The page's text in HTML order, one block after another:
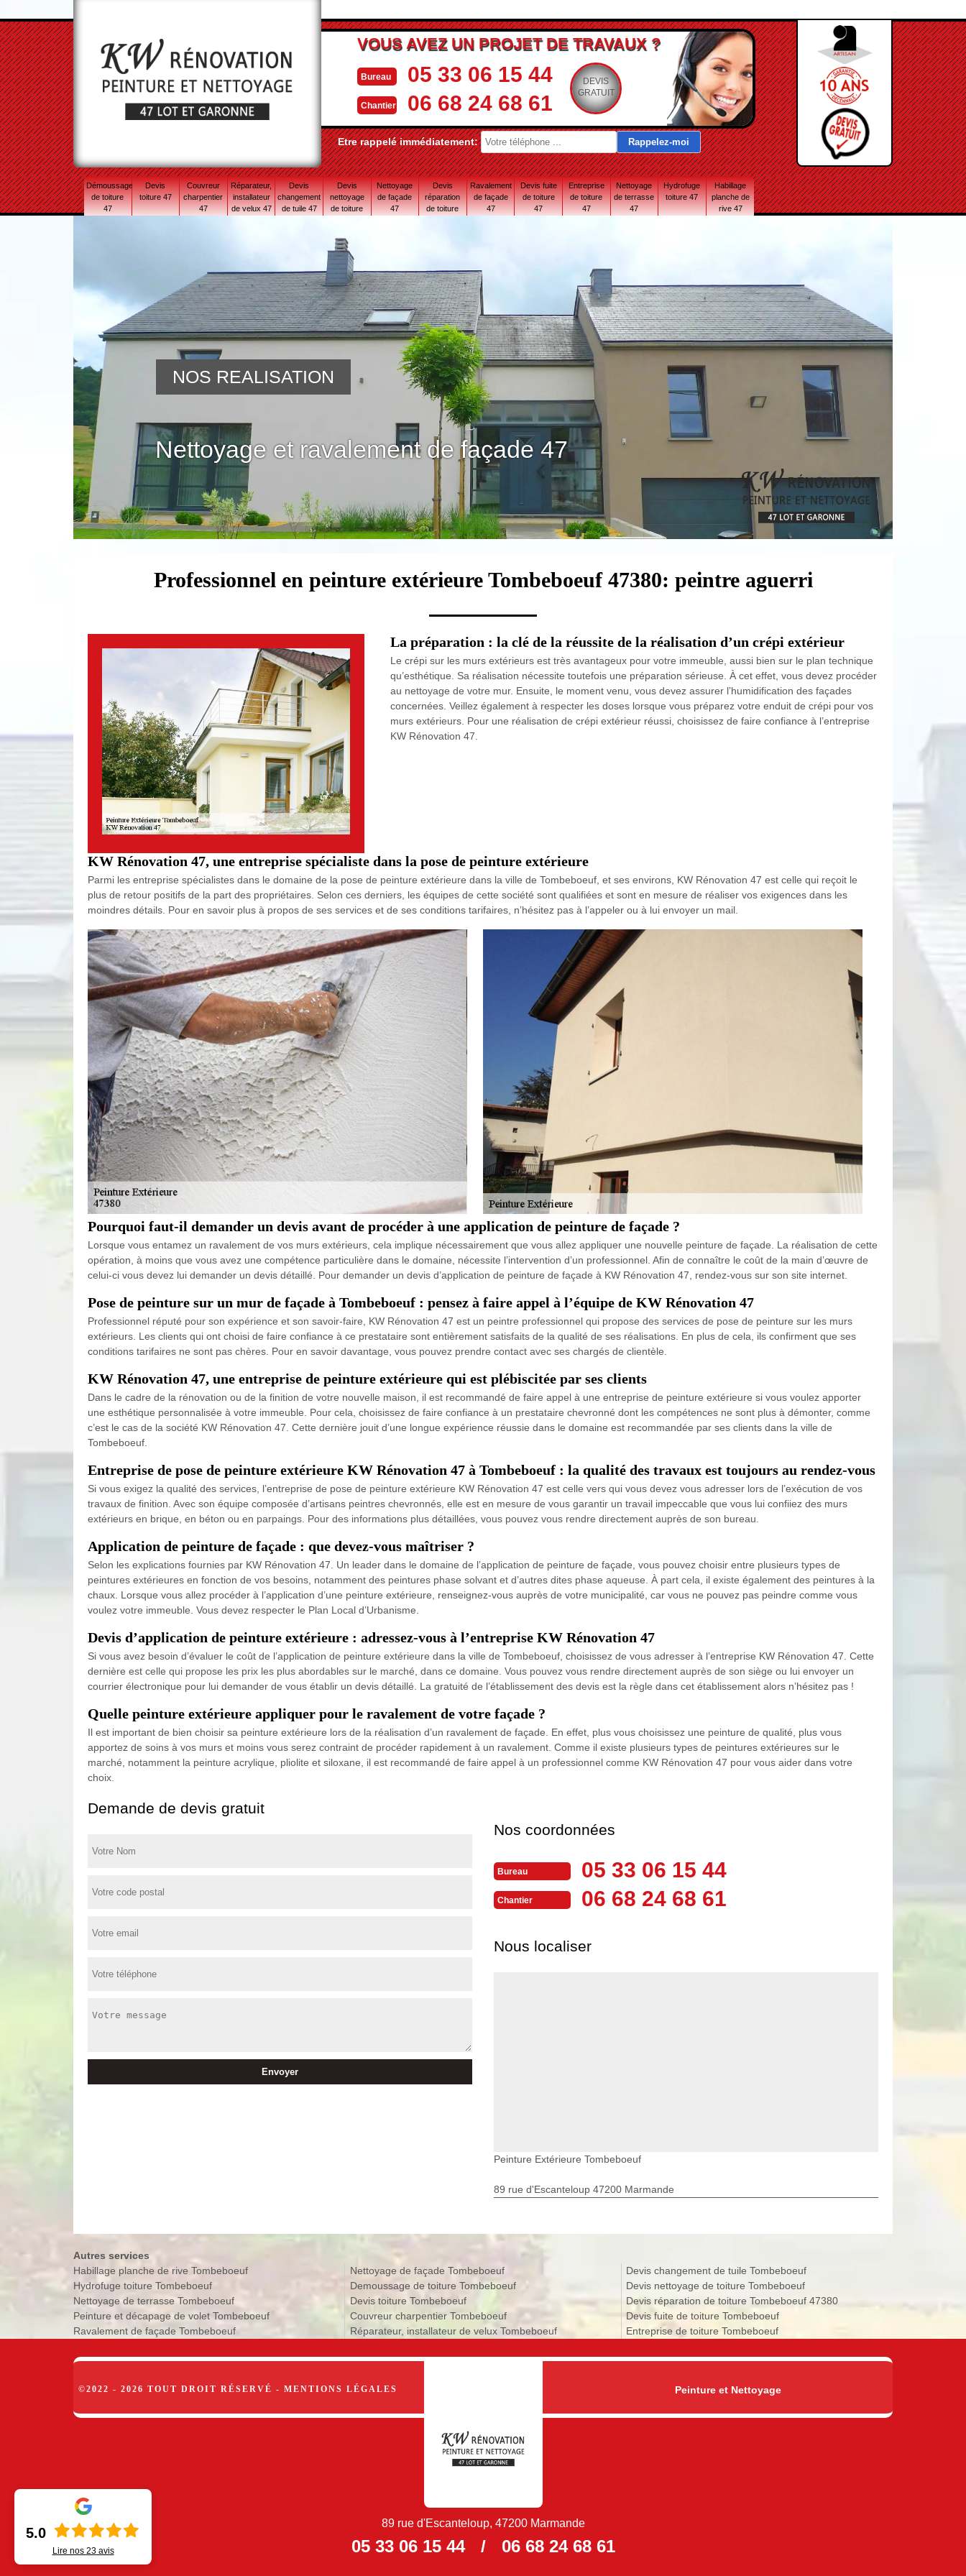
VOUS AVEZ UN PROJET DE TRAVAUX ?
Bureau 05 33 06 15 44
Chantier 06 68 24 68 61
DEVIS
GRATUIT
Etre rappelé immédiatement:
Démoussage
de toiture
47
Devis
toiture 47
Couvreur
charpentier
47
Réparateur,
installateur
de velux 47
Devis
changement
de tuile 47
Devis
nettoyage
de toiture
Nettoyage
de façade
47
Devis
réparation
de toiture
Ravalement
de façade
47
Devis fuite
de toiture
47
Entreprise
de toiture
47
Nettoyage
de terrasse
47
Hydrofuge
toiture 47
Habillage
planche de
rive 47
Nettoyage et ravalement de façade 47
NOS REALISATION
Professionnel en peinture extérieure Tombeboeuf 47380: peintre aguerri
La préparation : la clé de la réussite de la réalisation d’un crépi extérieur
Le crépi sur les murs extérieurs est très avantageux pour votre immeuble, aussi bien sur le plan technique
qu’esthétique. Sa réalisation nécessite toutefois une préparation sérieuse. À cet effet, vous devez procéder
au nettoyage de votre mur. Ensuite, le moment venu, vous devez assurer l’humidification des façades
concernées. Veillez également à respecter les doses lorsque vous préparez votre enduit de crépi pour vos
murs extérieurs. Pour une réalisation de crépi extérieur réussi, choisissez de faire confiance à l’entreprise
KW Rénovation 47.
KW Rénovation 47, une entreprise spécialiste dans la pose de peinture extérieure
Parmi les entreprise spécialistes dans le domaine de la pose de peinture extérieure dans la ville de Tombeboeuf, et ses environs, KW Rénovation 47 est celle qui reçoit le
plus de retour positifs de la part des propriétaires. Selon ces derniers, les équipes de cette société sont qualifiées et sont en mesure de réaliser vos exigences dans les
moindres détails. Pour en savoir plus à propos de ses services et de ses conditions tarifaires, n’hésitez pas à l’appeler ou à lui envoyer un mail.
Pourquoi faut-il demander un devis avant de procéder à une application de peinture de façade ?
Lorsque vous entamez un ravalement de vos murs extérieurs, cela implique nécessairement que vous allez appliquer une nouvelle peinture de façade. La réalisation de cette
opération, à moins que vous avez une compétence particulière dans le domaine, nécessite l’intervention d’un professionnel. Afin de connaître le coût de la main d’œuvre de
celui-ci vous devez lui demander un devis détaillé. Pour demander un devis d’application de peinture de façade à KW Rénovation 47, rendez-vous sur son site internet.
Pose de peinture sur un mur de façade à Tombeboeuf : pensez à faire appel à l’équipe de KW Rénovation 47
Professionnel réputé pour son expérience et son savoir-faire, KW Rénovation 47 est un peintre professionnel qui propose des services de pose de peinture sur les murs
extérieurs. Les clients qui ont choisi de faire confiance à ce prestataire sont entièrement satisfaits de la qualité de ses réalisations. En plus de cela, ils confirment que ses
conditions tarifaires ne sont pas chères. Pour en savoir davantage, vous pouvez prendre contact avec ses chargés de clientèle.
KW Rénovation 47, une entreprise de peinture extérieure qui est plébiscitée par ses clients
Dans le cadre de la rénovation ou de la finition de votre nouvelle maison, il est recommandé de faire appel à une entreprise de peinture extérieure si vous voulez apporter
une esthétique personnalisée à votre immeuble. Pour cela, choisissez de faire confiance à un prestataire chevronné dont les compétences ne sont plus à démonter, comme
c’est le cas de la société KW Rénovation 47. Cette dernière jouit d’une longue expérience réussie dans le domaine est recommandée par ses clients dans la ville de
Tombeboeuf.
Entreprise de pose de peinture extérieure KW Rénovation 47 à Tombeboeuf : la qualité des travaux est toujours au rendez-vous
Si vous exigez la qualité des services, l’entreprise de pose de peinture extérieure KW Rénovation 47 est celle vers qui vous devez vous adresser lors de l’exécution de vos
travaux de finition. Avec son équipe composée d’artisans peintres chevronnés, elle est en mesure de vous garantir un travail impeccable que vous lui confiiez des murs
extérieurs en brique, en béton ou en parpaings. Pour des informations plus détaillées, vous pouvez vous rendre directement auprès de son bureau.
Application de peinture de façade : que devez-vous maîtriser ?
Selon les explications fournies par KW Rénovation 47. Un leader dans le domaine de l’application de peinture de façade, vous pouvez choisir entre plusieurs types de
peintures extérieures en fonction de vos besoins, notamment des peintures phase solvant et d’autres dites phase aqueuse. À part cela, il existe également des peintures à la
chaux. Lorsque vous allez procéder à l’application d’une peinture extérieure, renseignez-vous auprès de votre municipalité, car vous ne pouvez pas peindre comme vous
voulez votre immeuble. Vous devez respecter le Plan Local d’Urbanisme.
Devis d’application de peinture extérieure : adressez-vous à l’entreprise KW Rénovation 47
Si vous avez besoin d’évaluer le coût de l’application de peinture extérieure dans la ville de Tombeboeuf, choisissez de vous adresser à l’entreprise KW Rénovation 47. Cette
dernière est celle qui propose les prix les plus abordables sur le marché, dans ce domaine. Vous pouvez vous rendre directement auprès de son siège ou lui envoyer un
courrier électronique pour lui demander de vous établir un devis détaillé. La gratuité de l’établissement des devis est la règle dans cet établissement alors n’hésitez pas !
Quelle peinture extérieure appliquer pour le ravalement de votre façade ?
Il est important de bien choisir sa peinture extérieure lors de la réalisation d’un ravalement de façade. En effet, plus vous choisissez une peinture de qualité, plus vous
apportez de soins à vos murs et moins vous serez contraint de procéder rapidement à un ravalement. Comme il existe plusieurs types de peintures extérieures sur le
marché, notamment la peinture acrylique, pliolite et siloxane, il est recommandé de faire appel à un professionnel comme KW Rénovation 47 pour vous aider dans votre
choix.
Demande de devis gratuit
Nos coordonnées
Bureau 05 33 06 15 44
Chantier 06 68 24 68 61
Nous localiser
Peinture Extérieure Tombeboeuf
89 rue d'Escanteloup 47200 Marmande
Autres services
Habillage planche de rive Tombeboeuf
Hydrofuge toiture Tombeboeuf
Nettoyage de terrasse Tombeboeuf
Peinture et décapage de volet Tombeboeuf
Ravalement de façade Tombeboeuf
Nettoyage de façade Tombeboeuf
Demoussage de toiture Tombeboeuf
Devis toiture Tombeboeuf
Couvreur charpentier Tombeboeuf
Réparateur, installateur de velux Tombeboeuf
Devis changement de tuile Tombeboeuf
Devis nettoyage de toiture Tombeboeuf
Devis réparation de toiture Tombeboeuf 47380
Devis fuite de toiture Tombeboeuf
Entreprise de toiture Tombeboeuf
©2022 - 2026 TOUT DROIT RÉSERVÉ - MENTIONS LÉGALES Peinture et Nettoyage
89 rue d'Escanteloup, 47200 Marmande
05 33 06 15 44 / 06 68 24 68 61
5.0
Lire nos 23avis